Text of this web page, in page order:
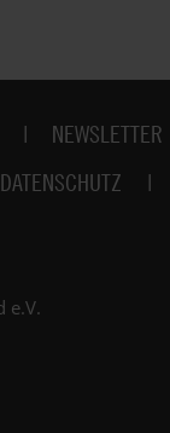
NEWSLETTER
DATENSCHUTZ
e.V.